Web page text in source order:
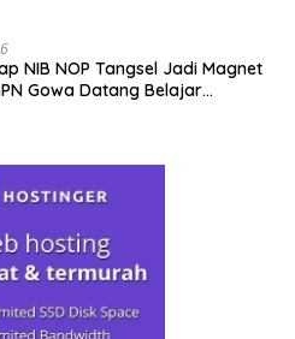
NIB NOP Tangsel Jadi Magnet
Gowa Datang Belajar